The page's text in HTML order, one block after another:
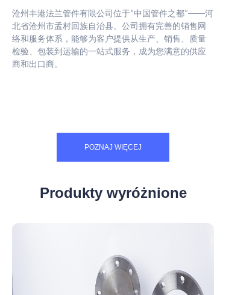
沧州丰港法兰管件有限公司位于“中国管件之都”——河
北省沧州市孟村回族自治县。公司拥有完善的销售网
络和服务体系，能够为客户提供从生产、销售、质量
检验、包装到运输的一站式服务，成为您满意的供应
商和出口商。
POZNAJ WIĘCEJ
Produkty wyróżnione